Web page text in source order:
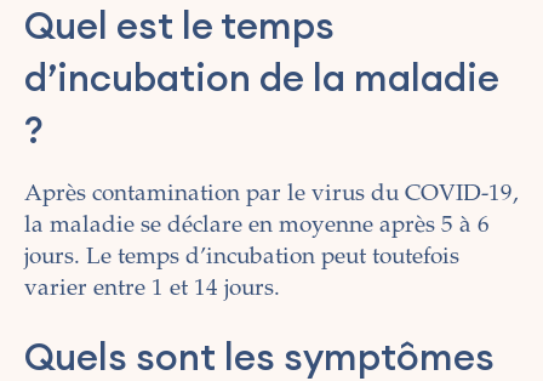
Quel est le temps
d’incubation de la maladie
?
Après contamination par le virus du COVID-19,
la maladie se déclare en moyenne après 5 à 6
jours. Le temps d’incubation peut toutefois
varier entre 1 et 14 jours.
Quels sont les symptômes